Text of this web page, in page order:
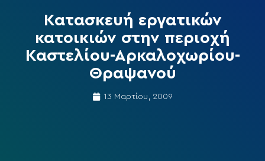
Κατασκευή εργατικών
κατοικιών στην περιοχή
Καστελίου-Αρκαλοχωρίου-
Θραψανού
13 Μαρτίου, 2009